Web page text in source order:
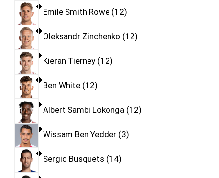
Emile Smith Rowe 12
Oleksandr Zinchenko 12
Kieran Tierney 12
Ben White 12
Albert Sambi Lokonga 12
Wissam Ben Yedder 3
Sergio Busquets 14